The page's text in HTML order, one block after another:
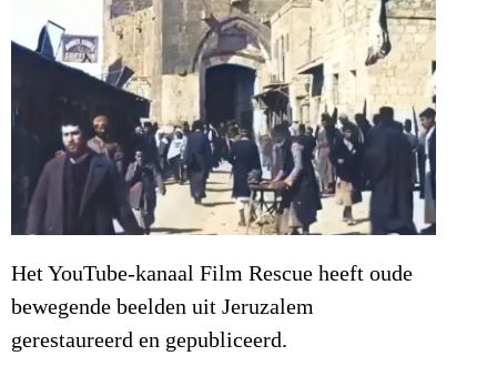
Het YouTube-kanaal Film Rescue heeft oude
bewegende beelden uit Jeruzalem
gerestaureerd en gepubliceerd.